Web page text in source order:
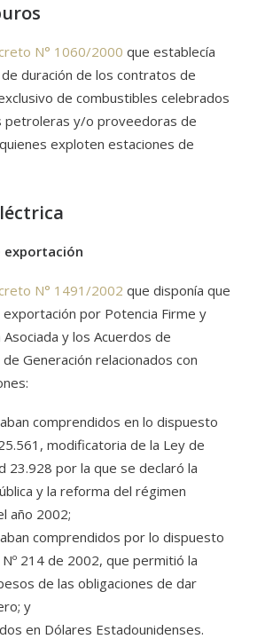
N° 1060/2000 que establecía
duración de los contratos de
de combustibles celebrados
petroleras y/o proveedoras de
exploten estaciones de
exportación
N° 1491/2002 que disponía que
por Potencia Firme y
Asociada y los Acuerdos de
Generación relacionados con
comprendidos en lo dispuesto
modificatoria de la Ley de
23.928 por la que se declaró la
y la reforma del régimen
año 2002;
comprendidos por lo dispuesto
214 de 2002, que permitió la
de las obligaciones de dar
y
en Dólares Estadounidenses.